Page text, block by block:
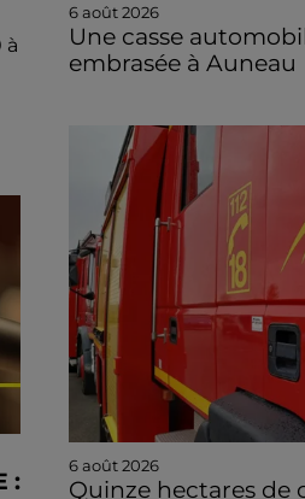
à
:
6 août 2026
Une casse
embrasée à Auneau
6 août 2026
Quinze hectares de